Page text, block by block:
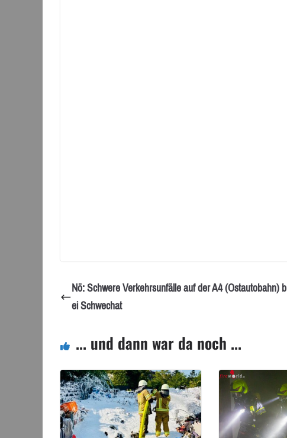
Nö: Schwere Verkehrsunfälle auf der A4 (Ostautobahn) b
ei Schwechat
... und dann war da noch ...